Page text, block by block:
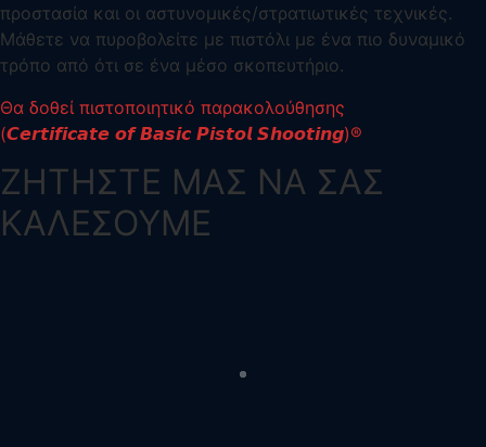
προστασία και οι αστυνομικές/στρατιωτικές τεχνικές.
Μάθετε να πυροβολείτε με πιστόλι με ένα πιο δυναμικό
τρόπο από ότι σε ένα μέσο σκοπευτήριο.
Θα δοθεί πιστοποιητικό παρακολούθησης
(𝘾𝙚𝙧𝙩𝙞𝙛𝙞𝙘𝙖𝙩𝙚 𝙤𝙛 𝘽𝙖𝙨𝙞𝙘 𝙋𝙞𝙨𝙩𝙤𝙡 𝙎𝙝𝙤𝙤𝙩𝙞𝙣𝙜)®️
ΖΗΤΗΣΤΕ ΜΑΣ ΝΑ ΣΑΣ
ΚΑΛΕΣΟΥΜΕ